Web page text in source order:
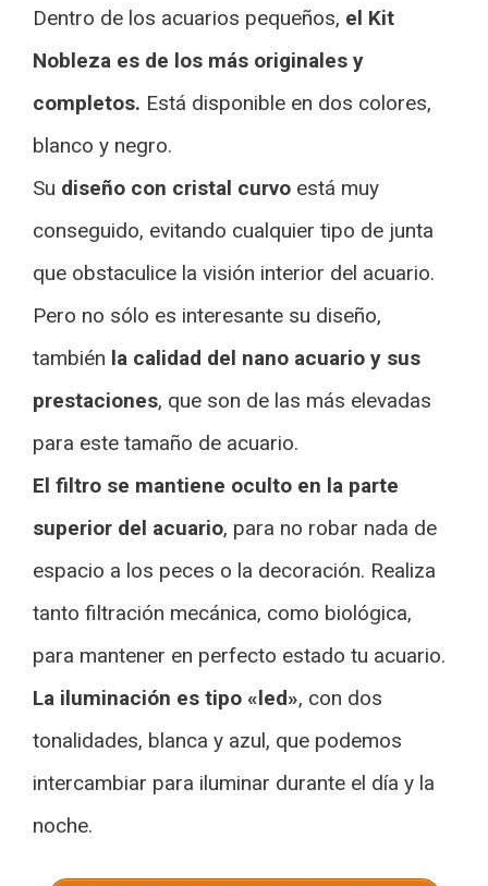
Dentro de los acuarios pequeños, el Kit
Nobleza es de los más originales y
completos. Está disponible en dos colores,
blanco y negro.
Su diseño con cristal curvo está muy
conseguido, evitando cualquier tipo de junta
que obstaculice la visión interior del acuario.
Pero no sólo es interesante su diseño,
también la calidad del nano acuario y sus
prestaciones, que son de las más elevadas
para este tamaño de acuario.
El filtro se mantiene oculto en la parte
superior del acuario, para no robar nada de
espacio a los peces o la decoración. Realiza
tanto filtración mecánica, como biológica,
para mantener en perfecto estado tu acuario.
La iluminación es tipo «led», con dos
tonalidades, blanca y azul, que podemos
intercambiar para iluminar durante el día y la
noche.